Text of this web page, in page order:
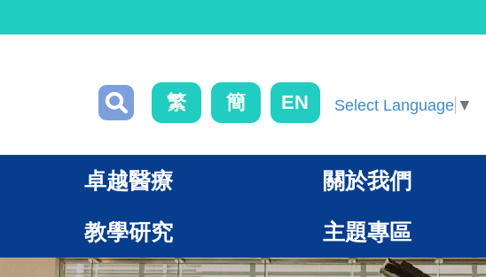
繁 簡 EN Select Language ▼
卓越醫療 關於我們
教學研究 主題專區